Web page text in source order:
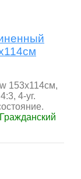
153x114см,
4-уг.